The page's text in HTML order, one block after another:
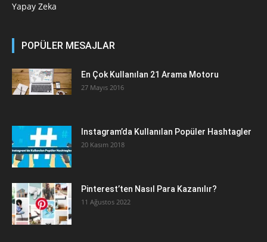
Yapay Zeka
POPÜLER MESAJLAR
En Çok Kullanılan 21 Arama Motoru
27 Mayıs 2016
Instagram’da Kullanılan Popüler Hashtagler
20 Kasım 2018
Pinterest’ten Nasıl Para Kazanılır?
11 Ağustos 2022